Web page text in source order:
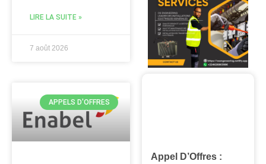
LIRE LA SUITE »
7 août 2026
APPELS D'OFFRES
Appel D’Offres :